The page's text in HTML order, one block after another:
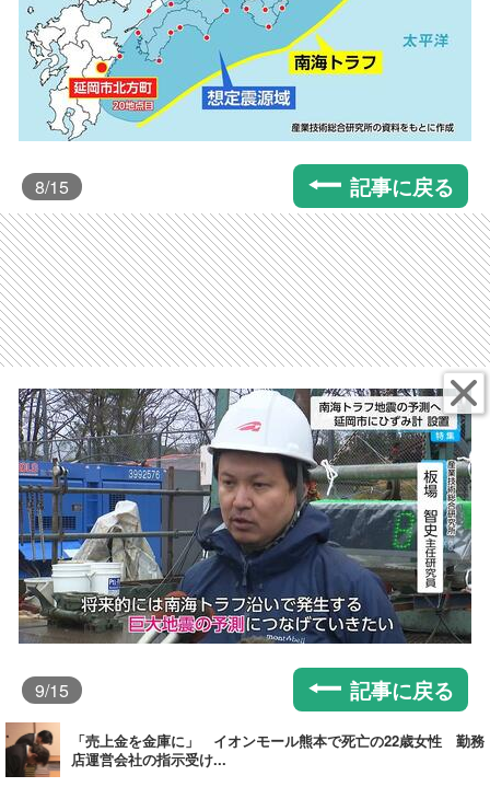
8/15 記事に戻る
9/15 記事に戻る
「売上金を金庫に」 イオンモール熊本で死亡の22歳女性 勤務
店運営会社の指示受け...